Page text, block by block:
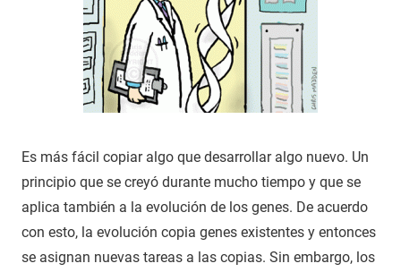
Es más fácil copiar algo que desarrollar algo nuevo. Un
principio que se creyó durante mucho tiempo y que se
aplica también a la evolución de los genes. De acuerdo
con esto, la evolución copia genes existentes y entonces
se asignan nuevas tareas a las copias. Sin embargo, los